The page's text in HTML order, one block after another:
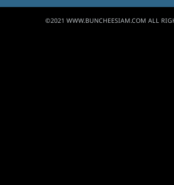
©2021 WWW.BUNCHEESIAM.COM ALL